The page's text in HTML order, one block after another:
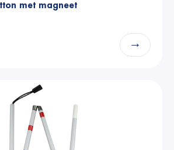
met magneet
→